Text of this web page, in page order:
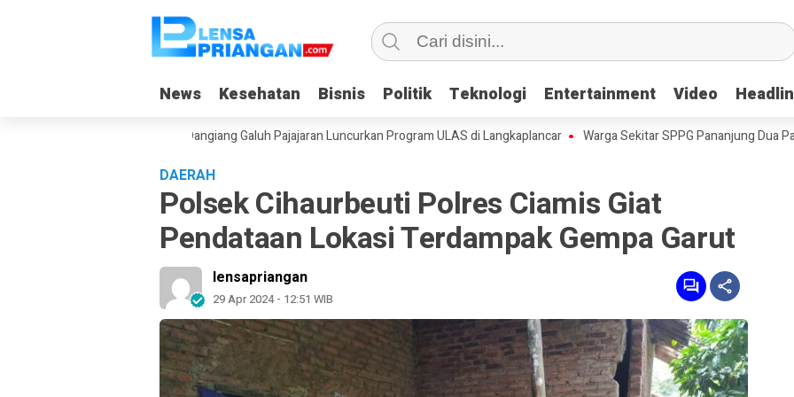
News Kesehatan Bisnis Politik Teknologi Entertainment Video
News Kesehatan Bisnis Politik Teknologi Entertainment Video
Saat Liburan, Yayasan Dangiang Galuh Pajajaran Luncurkan Program ULAS di Langkaplancar Warga Sekitar SPPG Pananjung Dua
DAERAH
Polsek Cihaurbeuti Polres Ciamis Giat
Pendataan Lokasi Terdampak Gempa Garut
lensapriangan
29 Apr 2024 - 12:51 WIB